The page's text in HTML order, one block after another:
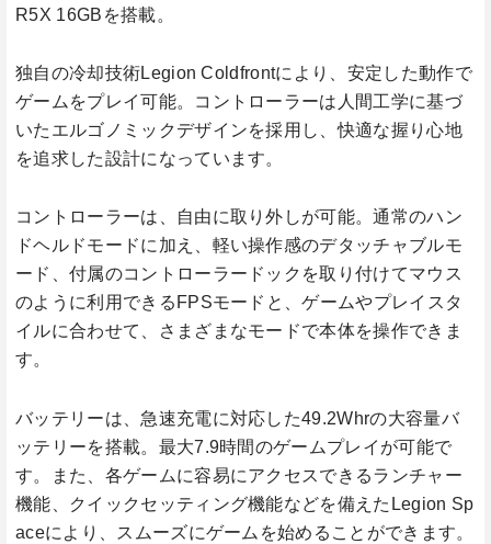
R5X 16GBを搭載。
独自の冷却技術Legion Coldfrontにより、安定した動作で
ゲームをプレイ可能。コントローラーは人間工学に基づ
いたエルゴノミックデザインを採用し、快適な握り心地
を追求した設計になっています。
コントローラーは、自由に取り外しが可能。通常のハン
ドヘルドモードに加え、軽い操作感のデタッチャブルモ
ード、付属のコントローラードックを取り付けてマウス
のように利用できるFPSモードと、ゲームやプレイスタ
イルに合わせて、さまざまなモードで本体を操作できま
す。
バッテリーは、急速充電に対応した49.2Whrの大容量バ
ッテリーを搭載。最大7.9時間のゲームプレイが可能で
す。また、各ゲームに容易にアクセスできるランチャー
機能、クイックセッティング機能などを備えたLegion Sp
aceにより、スムーズにゲームを始めることができます。